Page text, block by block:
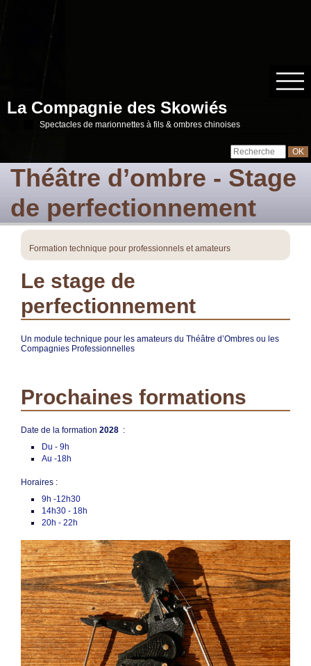
La Compagnie des Skowiés
Spectacles de marionnettes à fils & ombres chinoises
Théâtre d’ombre - Stage
de perfectionnement
Formation technique pour professionnels et amateurs
Le stage de
perfectionnement
Un module technique pour les amateurs du Théâtre d’Ombres ou les
Compagnies Professionnelles
Prochaines formations
Date de la formation2028 :
Du - 9h
Au -18h
Horaires :
9h -12h30
14h30 - 18h
20h - 22h